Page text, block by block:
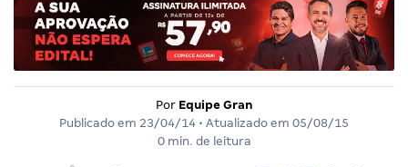
Por Equipe Gran
Publicado em 23/04/14 • Atualizado em 05/08/15
0 min. de leitura